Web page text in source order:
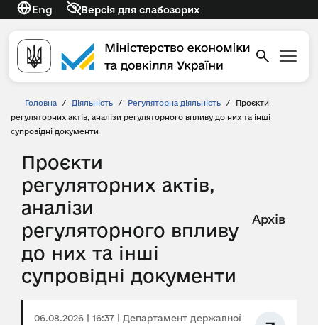
Eng Версія для слабозорих
Головна / Діяльність / Регуляторна діяльність /
Проєкти
регуляторних актів, аналізи регуляторного впливу до них та інші
супровідні документи
Проєкти
регуляторних актів,
аналізи
регуляторного впливу
до них та інші
супровідні документи
Архів
06.08.2026 | 16:37 | Департамент державної